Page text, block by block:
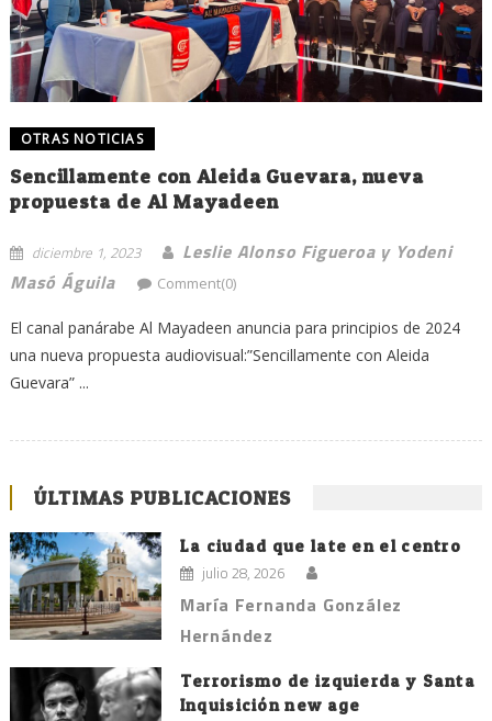
OTRAS NOTICIAS
Sencillamente con Aleida Guevara, nueva
propuesta de Al Mayadeen
diciembre 1, 2023
Leslie Alonso Figueroa y Yodeni
Masó Águila
Comment(0)
El canal panárabe Al Mayadeen anuncia para principios de 2024
una nueva propuesta audiovisual:”Sencillamente con Aleida
Guevara” ...
ÚLTIMAS PUBLICACIONES
La ciudad que late en el centro
julio 28, 2026
María Fernanda González
Hernández
Terrorismo de izquierda y Santa
Inquisición new age